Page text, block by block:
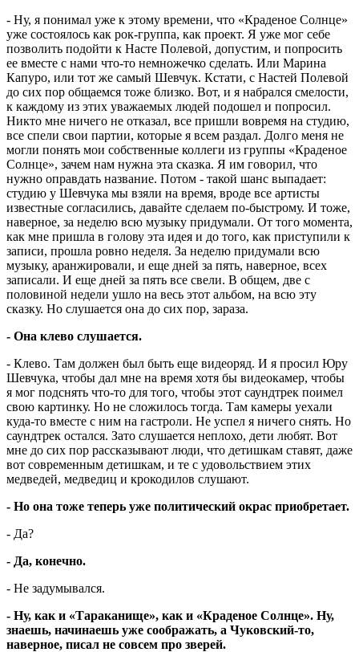
- Ну, я понимал уже к этому времени, что «Краденое Солнце»
уже состоялось как рок-группа, как проект. Я уже мог себе
позволить подойти к Насте Полевой, допустим, и попросить
ее вместе с нами что-то немножечко сделать. Или Марина
Капуро, или тот же самый Шевчук. Кстати, с Настей Полевой
до сих пор общаемся тоже близко. Вот, и я набрался смелости,
к каждому из этих уважаемых людей подошел и попросил.
Никто мне ничего не отказал, все пришли вовремя на студию,
все спели свои партии, которые я всем раздал. Долго меня не
могли понять мои собственные коллеги из группы «Краденое
Солнце», зачем нам нужна эта сказка. Я им говорил, что
нужно оправдать название. Потом - такой шанс выпадает:
студию у Шевчука мы взяли на время, вроде все артисты
известные согласились, давайте сделаем по-быстрому. И тоже,
наверное, за неделю всю музыку придумали. От того момента,
как мне пришла в голову эта идея и до того, как приступили к
записи, прошла ровно неделя. За неделю придумали всю
музыку, аранжировали, и еще дней за пять, наверное, всех
записали. И еще дней за пять все свели. В общем, две с
половиной недели ушло на весь этот альбом, на всю эту
сказку. Но слушается она до сих пор, зараза.
- Она клево слушается.
- Клево. Там должен был быть еще видеоряд. И я просил Юру
Шевчука, чтобы дал мне на время хотя бы видеокамер, чтобы
я мог подснять что-то для того, чтобы этот саундтрек поимел
свою картинку. Но не сложилось тогда. Там камеры уехали
куда-то вместе с ним на гастроли. Не успел я ничего снять. Но
саундтрек остался. Зато слушается неплохо, дети любят. Вот
мне до сих пор рассказывают люди, что детишкам ставят, даже
вот современным детишкам, и те с удовольствием этих
медведей, медведиц и крокодилов слушают.
- Но она тоже теперь уже политический окрас приобретает.
- Да?
- Да, конечно.
- Не задумывался.
- Ну, как и «Тараканище», как и «Краденое Солнце». Ну,
знаешь, начинаешь уже соображать, а Чуковский-то,
наверное, писал не совсем про зверей.